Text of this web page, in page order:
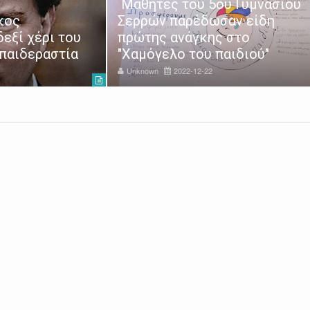
χέρι του
Μαθητές του 5ου Γυμνασίου
Σερρών παρέδωσαν είδη
πρώτης ανάγκης στο
"Χαμόγελο του παιδιού"
Unknown 2022-12-22